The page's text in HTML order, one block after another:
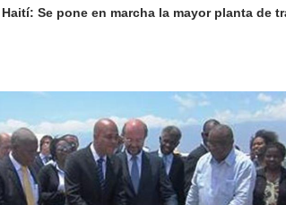
Haití: Se pone en marcha la mayor planta de